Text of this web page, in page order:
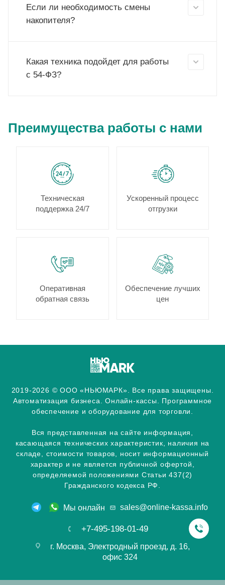
Если ли необходимость смены
накопителя?
Какая техника подойдет для работы
с 54-ФЗ?
Преимущества работы с нами
Техническая
поддержка 24/7
Ускоренный процесс
отгрузки
Оперативная
обратная связь
Обеспечение лучших
цен
2019-2026 © ООО «НЬЮМАРК». Все права защищены.
Автоматизация бизнеса. Онлайн-кассы. Программное
обеспечение и оборудование для торговли.
Вся представленная на сайте информация,
касающаяся технических характеристик, наличия на
складе, стоимости товаров, носит информационный
характер и не является публичной офертой,
определяемой положениями Статьи 437(2)
Гражданского кодекса РФ.
Мы онлайн sales@online-kassa.info
+7-495-198-01-49
г. Москва, Электродный проезд, д. 16,
офис 324